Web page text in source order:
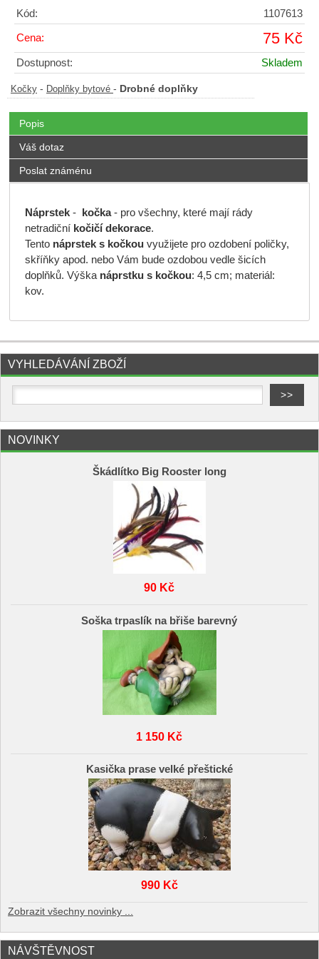
Kód: 1107613
Cena: 75 Kč
Dostupnost: Skladem
Kočky - Doplňky bytové - Drobné doplňky
Popis
Váš dotaz
Poslat známénu
Náprstek - kočka- pro všechny, které mají rády
netradiční kočičí dekorace.
Tento náprstek s kočkou využijete pro ozdobení poličky,
skříňky apod. nebo Vám bude ozdobou vedle šicích
doplňků. Výška náprstku s kočkou: 4,5 cm; materiál:
kov.
VYHLEDÁVÁNÍ ZBOŽÍ
NOVINKY
Škádlítko Big Rooster long
90 Kč
Soška trpaslík na břiše barevný
1 150 Kč
Kasička prase velké přeštické
990 Kč
Zobrazit všechny novinky ...
NÁVŠTĚVNOST